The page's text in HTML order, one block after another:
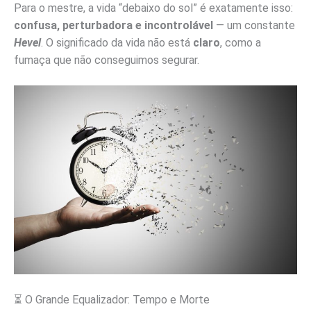
Para o mestre, a vida “debaixo do sol” é exatamente isso:
confusa, perturbadora e incontrolável — um constante
Hevel. O significado da vida não está claro, como a
fumaça que não conseguimos segurar.
⏳ O Grande Equalizador: Tempo e Morte